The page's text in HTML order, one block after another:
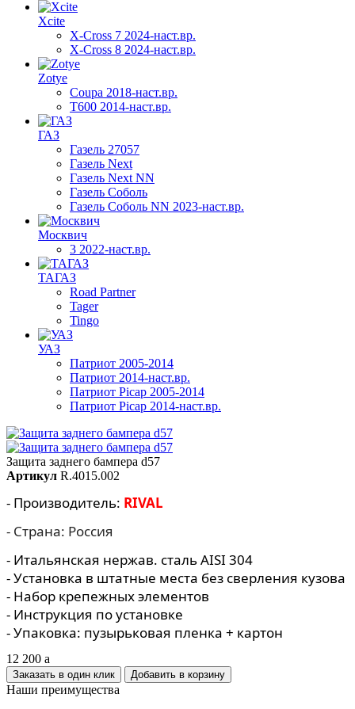
Xcite
X-Cross 7 2024-наст.вр.
X-Cross 8 2024-наст.вр.
Zotye
Coupa 2018-наст.вр.
T600 2014-наст.вр.
ГАЗ
Газель 27057
Газель Next
Газель Next NN
Газель Соболь
Газель Соболь NN 2023-наст.вр.
Москвич
3 2022-наст.вр.
ТАГАЗ
Road Partner
Tager
Tingo
УАЗ
Патриот 2005-2014
Патриот 2014-наст.вр.
Патриот Picap 2005-2014
Патриот Picap 2014-наст.вр.
Защита заднего бампера d57
Артикул R.4015.002
- Производитель: RIVAL
- Страна: Россия
- Итальянская нержав. сталь AISI 304
- Установка в штатные места без сверления кузова
- Набор крепежных элементов
- Инструкция по установке
- Упаковка: пузырьковая пленка + картон
12 200 a
Заказать в один клик
Наши преимущества